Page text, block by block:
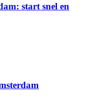
start snel en